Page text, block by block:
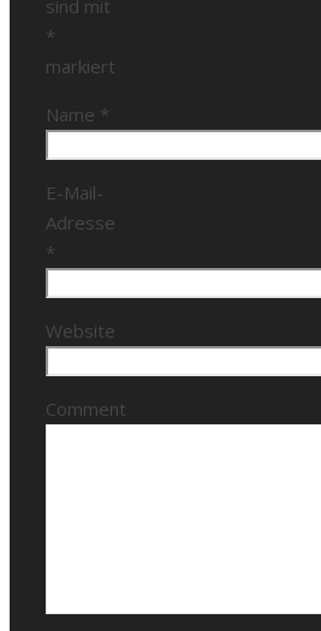
sind mit
*
markiert
Name *
E-Mail-
Adresse
*
Website
Comment